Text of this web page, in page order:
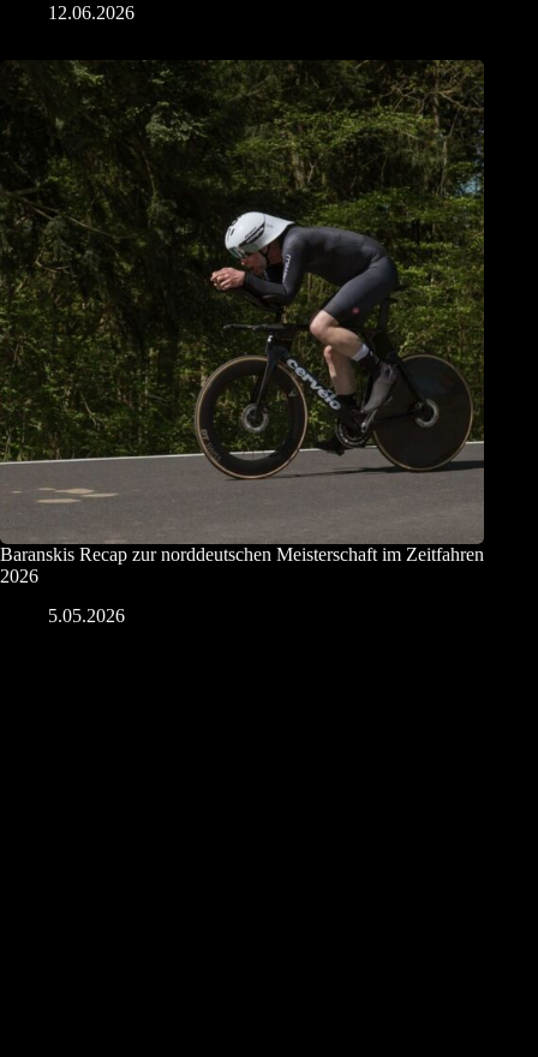
12.06.2026
Baranskis Recap zur norddeutschen Meisterschaft im Zeitfahren
2026
5.05.2026